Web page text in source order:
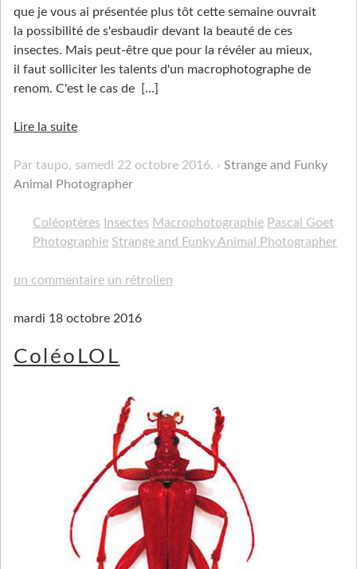
que je vous ai présentée plus tôt cette semaine ouvrait
la possibilité de s'esbaudir devant la beauté de ces
insectes. Mais peut-être que pour la révéler au mieux,
il faut solliciter les talents d'un macrophotographe de
renom. C'est le cas de
[…]
Lire la suite
Par taupo, samedi 22 octobre 2016.
Strange and Funky
Animal Photographer
Coléoptères Insectes Macrophotographie Pascal Goet
Photographie Strange and Funky Animal Photographer
un commentaire un rétrolien
mardi 18 octobre 2016
ColéoLOL